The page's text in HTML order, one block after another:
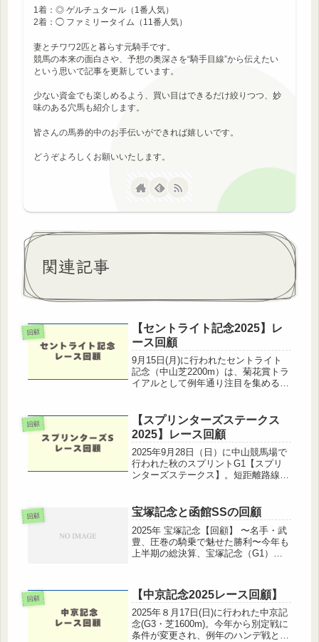
1着：◎ ゲルチュタール（1番人気）
2着：◯ ファミリータイム（11番人気）
妻とチワワ2匹と暮らす元騎手です。
競馬の本来の面白さや、予想の奥深さを“騎手目線”から伝えたい
という思いで記事を更新しています。
少ない資金でも楽しめるよう、買い目はできるだけ絞りつつ、妙
味のある穴馬も紹介します。
皆さんの馬券的中のお手伝いができれば嬉しいです。
どうぞよろしくお願いいたします。
関連記事
回顧
【セントライト記念2025】レ
ース回顧
9月15日(月)に行われたセントライト
記念（中山芝2200m）は、菊花賞トラ
イアルとして例年通り注目を集める一
な展開になりやすい舞台で、今年も菊
花賞に向けて見逃せない内容で...
回顧
【スプリンターズステークス
2025】レース回顧
2025年9月28日（日）に中山競馬場で
行われた秋のスプリントG1【スプリ
ンターズステークス】。短距離路線の
ではレース結果の振り返りと、各馬の
勝因・敗因、そして今後の展望を...
回顧 宝塚記念と函館SSの回顧
2025年 宝塚記念【回顧】 〜名手・武
豊、圧巻の騎乗で魅せた勝利〜今年も
上半期の総決算、宝塚記念（G1）が
よりもこの勝利を演出したのは、名手
――武豊騎手でした。レースを見...
回顧 【中京記念2025レース回顧】
2025年８月17日(日)に行われた中京記
念(G3・芝1600m)。今年から別定戦に
条件が変更され、例年のハンデ戦とは